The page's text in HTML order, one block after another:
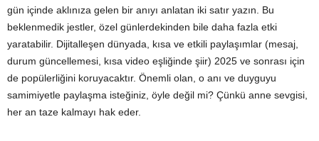
gün içinde aklınıza gelen bir anıyı anlatan iki satır yazın. Bu
beklenmedik jestler, özel günlerdekinden bile daha fazla etki
yaratabilir. Dijitalleşen dünyada, kısa ve etkili paylaşımlar (mesaj,
durum güncellemesi, kısa video eşliğinde şiir) 2025 ve sonrası için
de popülerliğini koruyacaktır. Önemli olan, o anı ve duyguyu
samimiyetle paylaşma isteğiniz, öyle değil mi? Çünkü anne sevgisi,
her an taze kalmayı hak eder.